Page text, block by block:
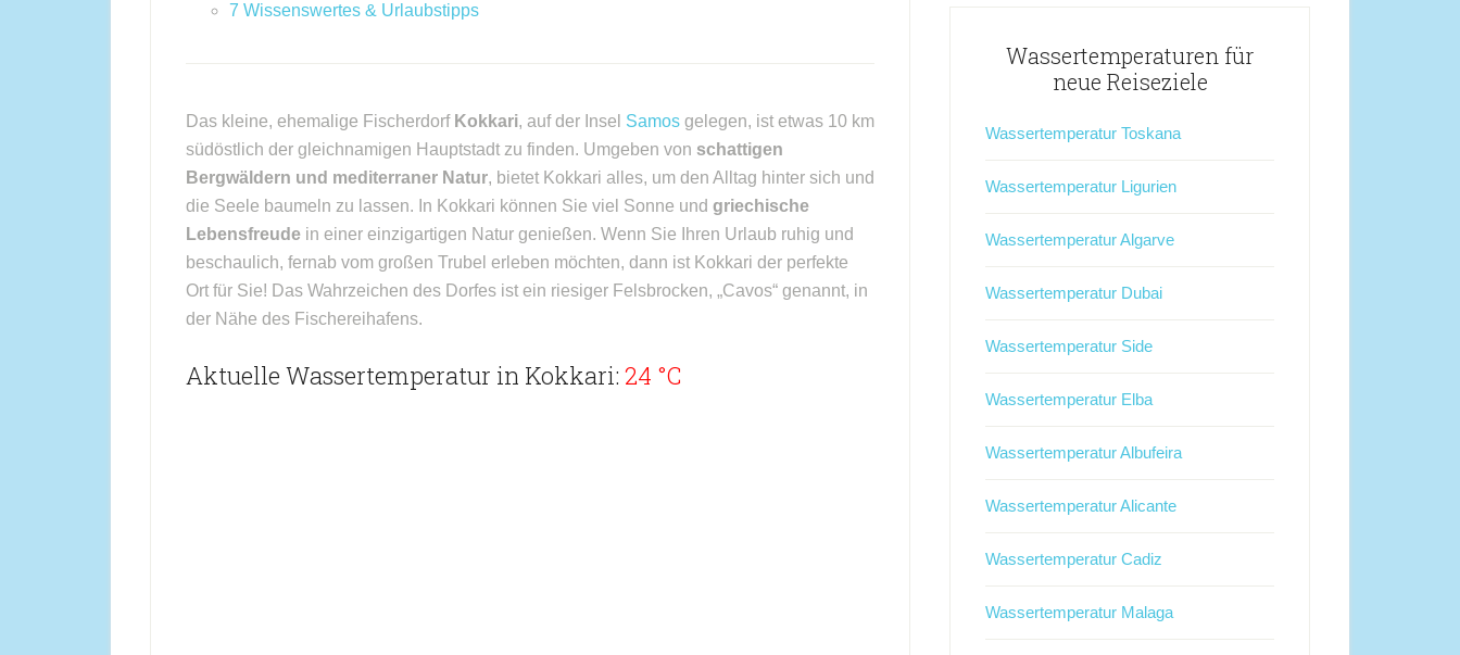
7 Wissenswertes & Urlaubstipps
Das kleine, ehemalige Fischerdorf Kokkari, auf der Insel Samos gelegen, ist etwas 10 km
südöstlich der gleichnamigen Hauptstadt zu finden. Umgeben von schattigen
Bergwäldern und mediterraner Natur, bietet Kokkari alles, um den Alltag hinter sich und
die Seele baumeln zu lassen. In Kokkari können Sie viel Sonne und griechische
Lebensfreude in einer einzigartigen Natur genießen. Wenn Sie Ihren Urlaub ruhig und
beschaulich, fernab vom großen Trubel erleben möchten, dann ist Kokkari der perfekte
Ort für Sie! Das Wahrzeichen des Dorfes ist ein riesiger Felsbrocken, „Cavos“ genannt, in
der Nähe des Fischereihafens.
Aktuelle Wassertemperatur in Kokkari: 24 °C
Wassertemperaturen für
neue Reiseziele
Wassertemperatur Toskana
Wassertemperatur Ligurien
Wassertemperatur Algarve
Wassertemperatur Dubai
Wassertemperatur Side
Wassertemperatur Elba
Wassertemperatur Albufeira
Wassertemperatur Alicante
Wassertemperatur Cadiz
Wassertemperatur Malaga